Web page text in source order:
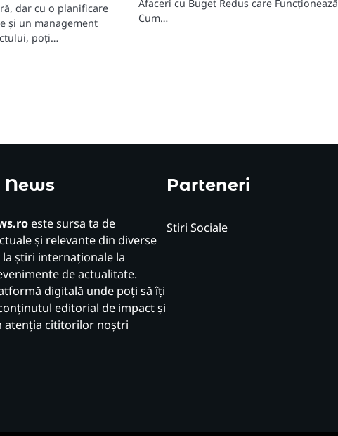
dar cu o planificare
și un management
poți…
Afaceri cu Buget Redus care Funcționează
Cum…
News
este sursa ta de
și relevante din diverse
la știri internaționale la
de actualitate.
digitală unde poți să îți
editorial de impact și
atenția cititorilor noștri
Parteneri
Stiri Sociale